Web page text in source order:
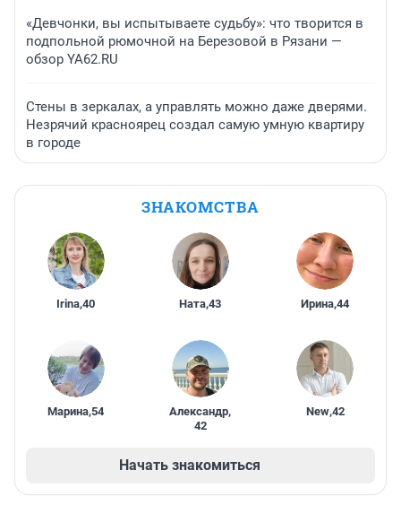
«Девчонки, вы испытываете судьбу»: что творится в
подпольной рюмочной на Березовой в Рязани —
обзор YA62.RU
Стены в зеркалах, а управлять можно даже дверями.
Незрячий красноярец создал самую умную квартиру
в городе
ЗНАКОМСТВА
Irina,40 Ната,43 Ирина,44
Марина,54 Александр,
42
New,42
Начать знакомиться